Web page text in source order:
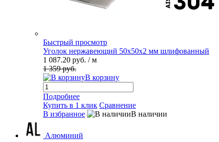
Быстрый просмотр
Уголок нержавеющий 50х50х2 мм шлифованный
1 087.20 руб. / м
1 359 руб.
В корзину
Подробнее
Купить в 1 клик Сравнение
В избранное
В наличии
Алюминий